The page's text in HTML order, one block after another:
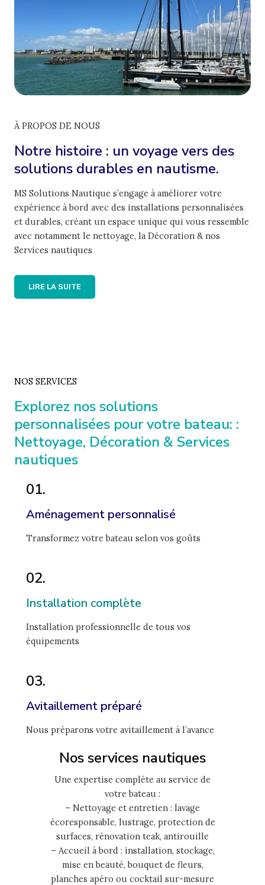
À PROPOS DE NOUS
Notre histoire : un voyage vers des
solutions durables en nautisme.
MS Solutions Nautique s’engage à améliorer votre
expérience à bord avec des installations personnalisées
et durables, créant un espace unique qui vous ressemble
avec notamment le nettoyage, la Décoration & nos
Services nautiques
LIRE LA SUITE
NOS SERVICES
Explorez nos solutions
personnalisées pour votre bateau: :
Nettoyage, Décoration & Services
nautiques
01.
Aménagement personnalisé
Transformez votre bateau selon vos goûts
02.
Installation complète
Installation professionnelle de tous vos
équipements
03.
Avitaillement préparé
Nous préparons votre avitaillement à l’avance
Nos services nautiques
Une expertise complète au service de
votre bateau :
– Nettoyage et entretien : lavage
écoresponsable, lustrage, protection de
surfaces, rénovation teak, antirouille
– Accueil à bord : installation, stockage,
mise en beauté, bouquet de fleurs,
planches apéro ou cocktail sur-mesure